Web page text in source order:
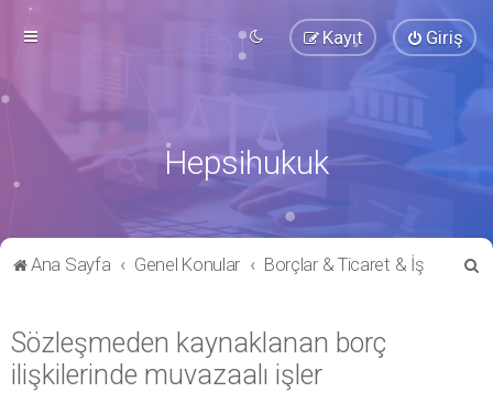
Giriş
Kayıt
Hepsihukuk
Ana Sayfa Genel Konular Borçlar & Ticaret & İş
Sözleşmeden kaynaklanan borç
ilişkilerinde muvazaalı işler